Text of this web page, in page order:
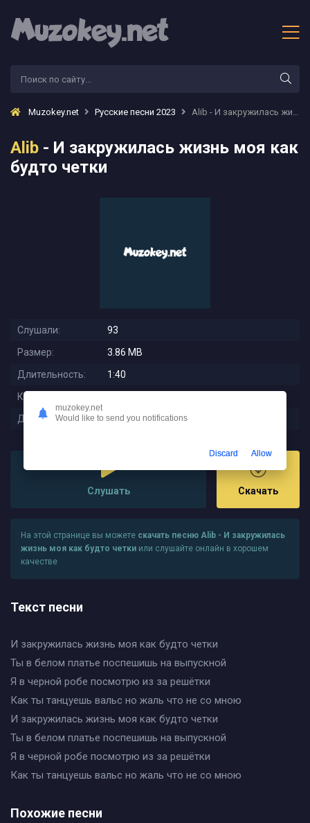
Muzokey.net Русские песни 2023 Alib - И закружилась жизнь моя как будто четки
Alib - И закружилась жизнь моя как
будто четки
Слушали:
93
Размер:
3.86 MB
Длительность:
1:40
Качество:
Дата релиза:
2025-08-07 14:49:01
Слушать Скачать
На этой странице вы можете скачать песню Alib - И закружилась
жизнь моя как будто четки или слушайте онлайн в хорошем
качестве
Текст песни
И закружилась жизнь моя как будто четки
Ты в белом платье поспешишь на выпускной
Я в черной робе посмотрю из за решётки
Как ты танцуешь вальс но жаль что не со мною
И закружилась жизнь моя как будто четки
Ты в белом платье поспешишь на выпускной
Я в черной робе посмотрю из за решётки
Как ты танцуешь вальс но жаль что не со мною
Похожие песни
muzokey.net
Would like to send you notifications
Discard Allow